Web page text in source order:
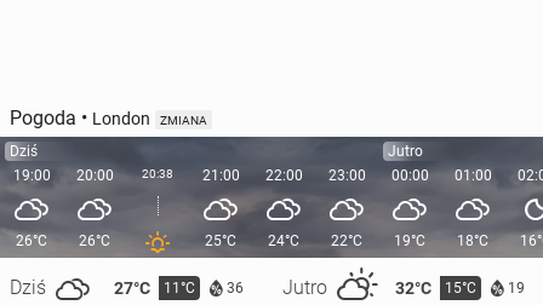
Pogoda • London ZMIANA
Dziś
19:00
26°C
Dziś 27°C 11°C 36 Jutro 32°C 15°C 19
20:00
26°C
20:38 21:00
25°C
22:00
24°C
23:00
22°C
Jutro
00:00
19°C
01:00
18°C